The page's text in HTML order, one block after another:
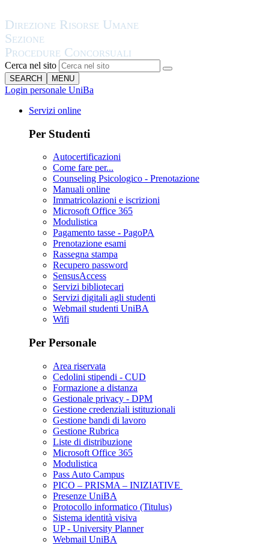
Cerca nel sito
SEARCH MENU
Login personale UniBa
Servizi online
Per Studenti
Autocertificazioni
Come fare per...
Counseling Psicologico - Prenotazione
Manuali online
Immatricolazioni e iscrizioni
Microsoft Office 365
Modulistica
Pagamento tasse - PagoPA
Prenotazione esami
Rassegna stampa
Recupero password
SensusAccess
Servizi bibliotecari
Servizi digitali agli studenti
Webmail studenti UniBA
Wifi
Per Personale
Area riservata
Cedolini stipendi - CUD
Formazione a distanza
Gestionale privacy - DPM
Gestione credenziali istituzionali
Gestione bandi di lavoro
Gestione Rubrica
Liste di distribuzione
Microsoft Office 365
Modulistica
Pass Auto Campus
PICO – PRISMA – INIZIATIVE
Presenze UniBA
Protocollo informatico (Titulus)
Sistema identità visiva
UP - University Planner
Webmail UniBA